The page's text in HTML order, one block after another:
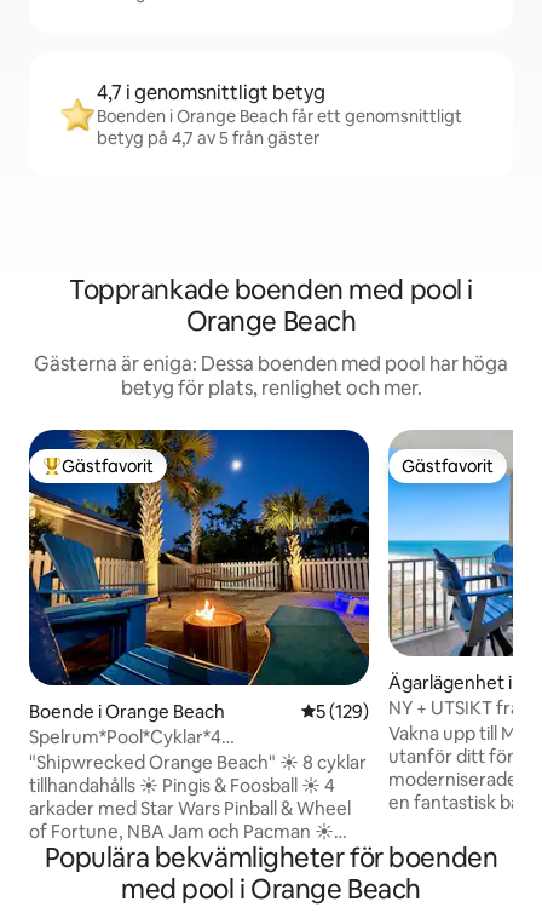
4,7 i genomsnittligt betyg
Boenden i Orange Beach får ett genomsnittligt
betyg på 4,7 av 5 från gäster
Topprankade boenden med pool i
Orange Beach
Gästerna är eniga: Dessa boenden med pool har höga
betyg för plats, renlighet och mer.
Populär gästfavorit
Gästfavorit
Boende i Orange Beach 5 av 5 i genomsnittligt
5 (129)
Spelrum*Pool*Cyklar*4
Arkader*Eldstad*Pingis
"Shipwrecked Orange Beach" ☀ 8 cyklar
tillhandahålls ☀ Pingis & Foosball ☀ 4
arkader med Star Wars Pinball & Wheel
of Fortune, NBA Jam och Pacman ☀
Strand – 5 minuters promenad (vagn,
stolar och leksaker tillhandahålls) ☀ Pool
– 1 minuters promenad ut genom
Gästfavorit
Gästfavorit
Ägarlägenhet i
h
NY + UTSIKT från
stranden, rymligt,
Vakna upp till
utanför ditt
moderniserade
en fantastisk
behövs för en
strandsemester. Vad gäster älskar mest:
• Läge direkt vid
Populära bekvämligheter för boenden
med pool i Orange Beach